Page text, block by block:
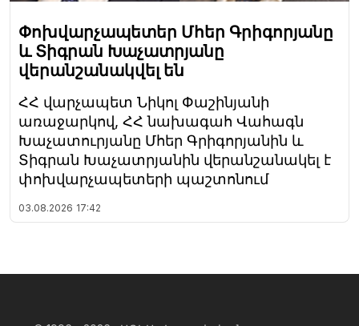
Փոխվարչապետեր Մհեր Գրիգորյանը
և Տիգրան Խաչատրյանը
վերանշանակվել են
ՀՀ վարչապետ Նիկոլ Փաշինյանի
առաջարկով, ՀՀ նախագահ Վահագն
Խաչատուրյանը Մհեր Գրիգորյանին և
Տիգրան Խաչատրյանին վերանշանակել է
փոխվարչապետերի պաշտոնում
03.08.2026 17:42